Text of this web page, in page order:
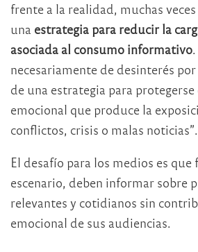
frente a la realidad, muchas
una estrategia para reducir la
asociada al consumo informativo
necesariamente de desinterés
de una estrategia para
emocional que produce la
conflictos, crisis o malas noticias”.
El desafío para los medios es que
escenario, deben informar sobre
relevantes y cotidianos sin
emocional de sus audiencias.